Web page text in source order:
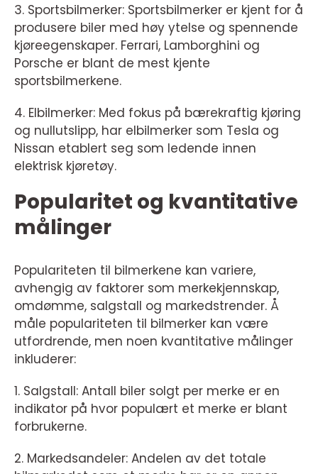
3. Sportsbilmerker: Sportsbilmerker er kjent for å
produsere biler med høy ytelse og spennende
kjøreegenskaper. Ferrari, Lamborghini og
Porsche er blant de mest kjente
sportsbilmerkene.
4. Elbilmerker: Med fokus på bærekraftig kjøring
og nullutslipp, har elbilmerker som Tesla og
Nissan etablert seg som ledende innen
elektrisk kjøretøy.
Popularitet og kvantitative
målinger
Populariteten til bilmerkene kan variere,
avhengig av faktorer som merkekjennskap,
omdømme, salgstall og markedstrender. Å
måle populariteten til bilmerker kan være
utfordrende, men noen kvantitative målinger
inkluderer:
1. Salgstall: Antall biler solgt per merke er en
indikator på hvor populært et merke er blant
forbrukerne.
2. Markedsandeler: Andelen av det totale